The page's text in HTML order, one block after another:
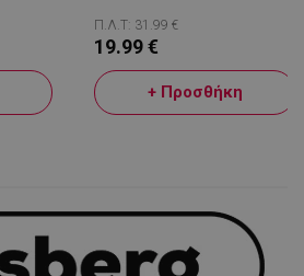
Π.Λ.Τ: 31.99 €
19.99 €
+ Προσθήκη